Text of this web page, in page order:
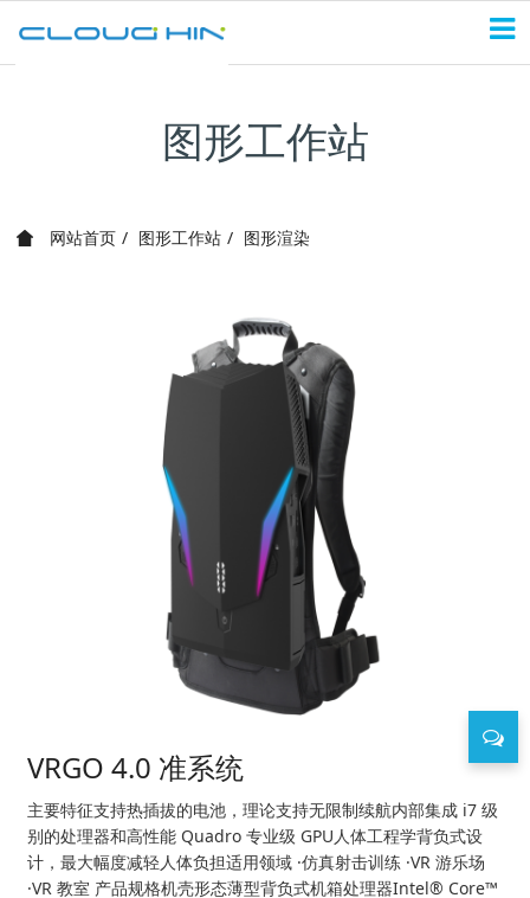
图形工作站
网站首页 图形工作站 图形渲染
VRGO 4.0 准系统
主要特征支持热插拔的电池，理论支持无限制续航内部集成 i7 级
别的处理器和高性能 Quadro 专业级 GPU人体工程学背负式设
计，最大幅度减轻人体负担适用领域 ·仿真射击训练 ·VR 游乐场
·VR 教室 产品规格机壳形态薄型背负式机箱处理器Intel® Core™